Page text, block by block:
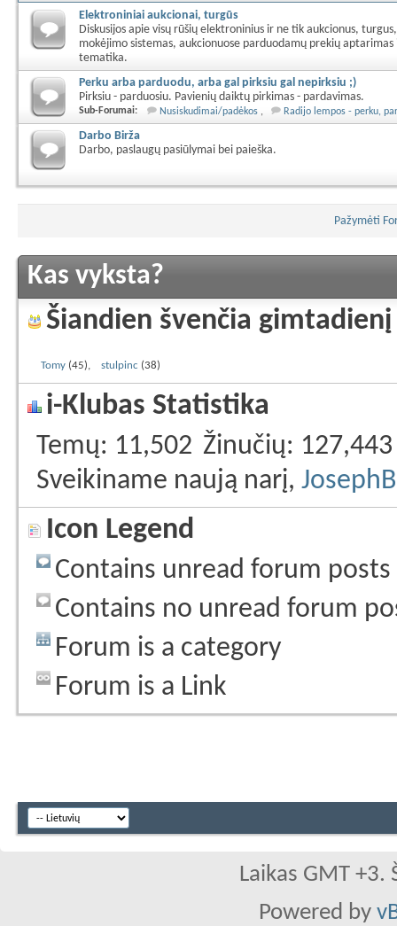
Elektroniniai aukcionai, turgūs
Diskusijos apie visų rūšių elektroninius ir ne tik aukcionus,
mokėjimo sistemas, aukcionuose parduodamų prekių aptarimas
tematika.
Perku arba parduodu, arba gal pirksiu gal nepirksiu ;)
Pirksiu - parduosiu. Pavienių daiktų pirkimas - pardavimas.
Sub-Forumai: Nusiskudimai/padėkos Radijo lempos - perku,
Darbo Birža
Darbo, paslaugų pasiūlymai bei paieška.
Pažymėti
Kas vyksta?
Šiandien švenčia gimtadienį
Tomy (45) stulpinc (38)
i-Klubas Statistika
Temų 11,502 Žinučių
127,443
Sveikiname naują narį,
Icon Legend
Contains unread forum posts
Contains no unread forum
Forum is a category
Forum is a Link
Laikas GMT
Powered by